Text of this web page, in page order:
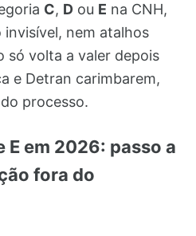
C, D ou E na CNH,
nem atalhos
só volta a valer depois
e Detran carimbarem,
processo.
E em 2026: passo a
fora do